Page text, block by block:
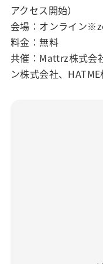
アクセス開始）
会場：オンライン
料金：無料
共催：Mattrz株式会
ン株式会社、